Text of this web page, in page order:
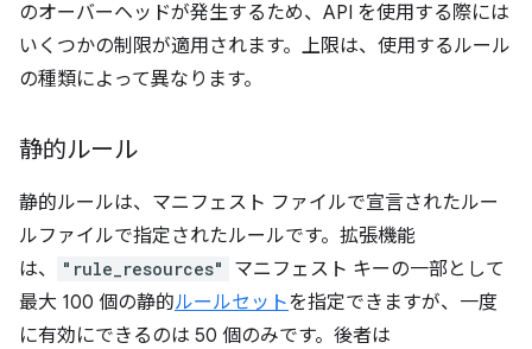
のオーバーヘッドが発生するため、API を使用する際には
いくつかの制限が適用されます。上限は、使用するルール
の種類によって異なります。
静的ルール
静的ルールは、マニフェスト ファイルで宣言されたルー
ルファイルで指定されたルールです。拡張機能
は、
"rule_resources"
マニフェスト キーの一部として
最大 100 個の静的ルールセットを指定できますが、一度
に有効にできるのは 50 個のみです。後者は